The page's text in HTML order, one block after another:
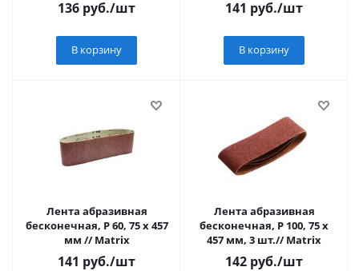
136 руб./шт
В корзину
141 руб./шт
В корзину
Лента абразивная
бесконечная, P 60, 75 х 457
мм // Matrix
141 руб./шт
Лента абразивная
бесконечная, P 100, 75 х
457 мм, 3 шт.// Matrix
142 руб./шт